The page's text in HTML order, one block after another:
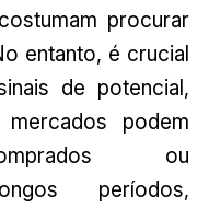
procurar
entanto, é crucial
de potencial,
podem
ou
períodos,